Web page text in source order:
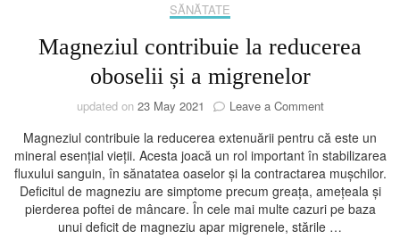
SĂNĂTATE
Magneziul contribuie la reducerea
oboselii și a migrenelor
updated on 23 May 2021 Leave a Commenton
contribuie
la
reducerea
oboselii
și
a
Magneziul contribuie la reducerea extenuării pentru că este un
mineral esențial vieții. Acesta joacă un rol important în stabilizarea
fluxului sanguin, în sănatatea oaselor și la contractarea mușchilor.
Deficitul de magneziu are simptome precum greața, amețeala și
pierderea poftei de mâncare. În cele mai multe cazuri pe baza
unui deficit de magneziu apar migrenele, stările …